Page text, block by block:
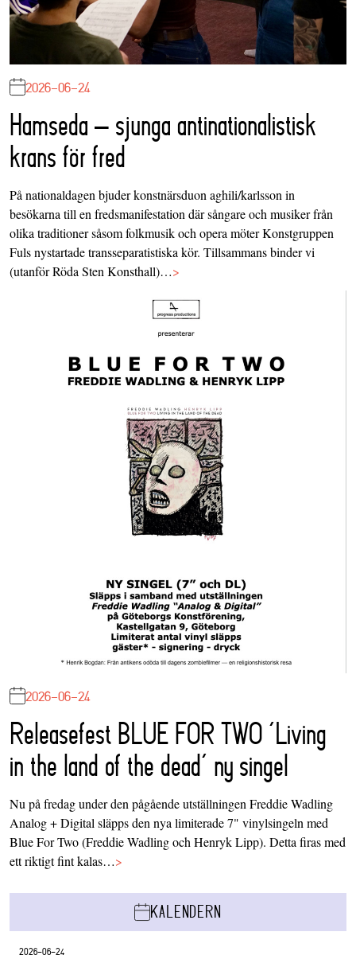
2026-06-24
Hamseda – sjunga antinationalistisk
krans för fred
På nationaldagen bjuder konstnärsduon aghili/karlsson in
besökarna till en fredsmanifestation där sångare och musiker från
olika traditioner såsom folkmusik och opera möter Konstgruppen
Fuls nystartade transseparatistiska kör. Tillsammans binder vi
(utanför Röda Sten Konsthall)…>
2026-06-24
Releasefest BLUE FOR TWO ‘Living
in the land of the dead’ ny singel
Nu på fredag under den pågående utställningen Freddie Wadling
Analog + Digital släpps den nya limiterade 7" vinylsingeln med
Blue For Two (Freddie Wadling och Henryk Lipp). Detta firas med
ett riktigt fint kalas…>
KALENDERN
2026-06-24